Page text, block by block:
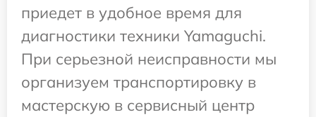
приедет в удобное время для
диагностики техники Yamaguchi.
При серьезной неисправности мы
организуем транспортировку в
мастерскую в сервисный центр